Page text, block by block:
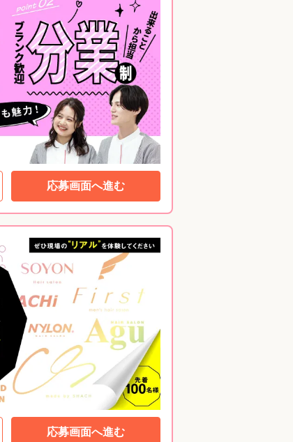
応募画面へ進む
応募画面へ進む